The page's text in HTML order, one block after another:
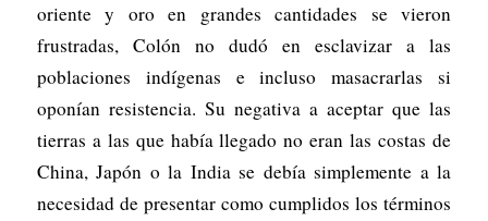
oriente y oro en grandes cantidades se vieron
frustradas, Colón no dudó en esclavizar a las
poblaciones indígenas e incluso masacrarlas si
oponían resistencia. Su negativa a aceptar que las
tierras a las que había llegado no eran las costas de
China, Japón o la India se debía simplemente a la
necesidad de presentar como cumplidos los términos